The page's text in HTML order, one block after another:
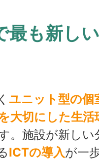
最も新し
ユニット型の個
大切にした生活
。施設が新しい
ICTの導入が一